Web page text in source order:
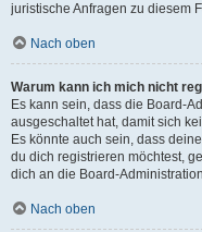
juristische Anfragen zu diesem
Nach oben
Warum kann ich mich nicht
Es kann sein, dass die Board-
ausgeschaltet hat, damit sich
Es könnte auch sein, dass
du dich registrieren möchtest,
dich an die Board-
Nach oben